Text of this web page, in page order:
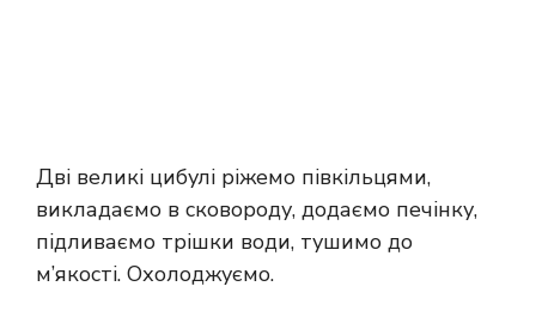
Дві великі цибулі ріжемо півкільцями,
викладаємо в сковороду, додаємо печінку,
підливаємо трішки води, тушимо до
м’якості. Охолоджуємо.